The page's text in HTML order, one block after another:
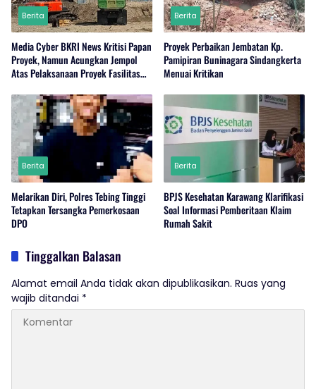
Berita
Media Cyber BKRI News Kritisi Papan
Proyek, Namun Acungkan Jempol
Atas Pelaksanaan Proyek Fasilitas
Berita
Proyek Perbaikan Jembatan Kp.
Pamipiran Buninagara Sindangkerta
Menuai Kritikan
Berita
Melarikan Diri, Polres Tebing Tinggi
Tetapkan Tersangka Pemerkosaan
DPO
Berita
BPJS Kesehatan Karawang Klarifikasi
Soal Informasi Pemberitaan Klaim
Rumah Sakit
Tinggalkan Balasan
Alamat email Anda tidak akan dipublikasikan. Ruas yang
wajib ditandai *